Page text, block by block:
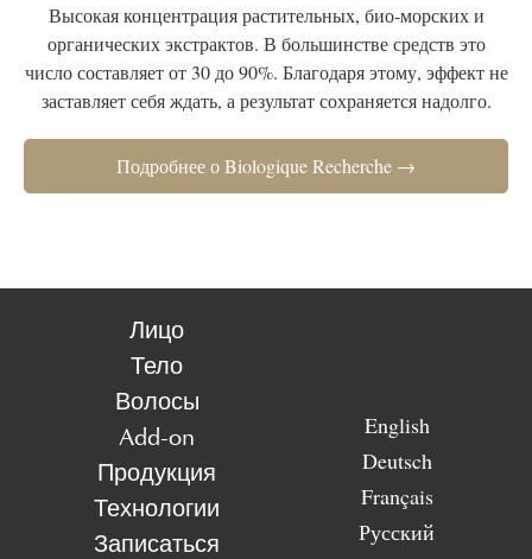
Высокая концентрация растительных, био-морских и
органических экстрактов. В большинстве средств это
число составляет от 30 до 90%. Благодаря этому, эффект не
заставляет себя ждать, а результат сохраняется надолго.
Подробнее о Biologique Recherche →
Лицо
Тело
Волосы
Add-on
Продукция
Технологии
Записаться
English
Deutsch
Français
Русский